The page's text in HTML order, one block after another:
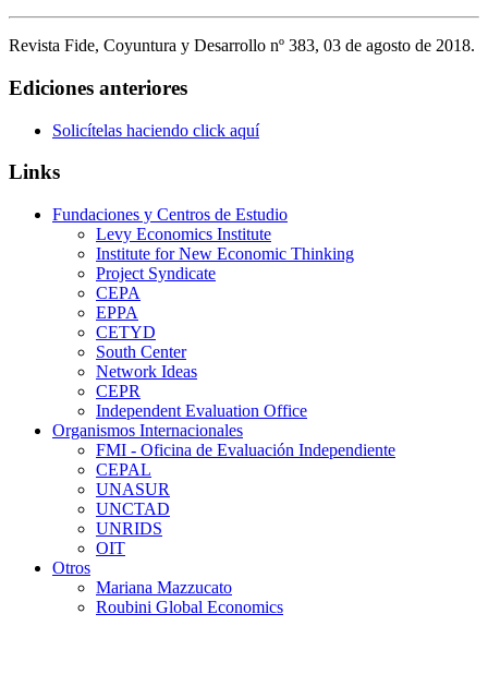
Revista Fide, Coyuntura y Desarrollo nº 383, 03 de agosto de 2018.
Ediciones anteriores
Solicítelas haciendo click aquí
Links
Fundaciones y Centros de Estudio
Levy Economics Institute
Institute for New Economic Thinking
Project Syndicate
CEPA
EPPA
CETYD
South Center
Network Ideas
CEPR
Independent Evaluation Office
Organismos Internacionales
FMI - Oficina de Evaluación Independiente
CEPAL
UNASUR
UNCTAD
UNRIDS
OIT
Otros
Mariana Mazzucato
Roubini Global Economics